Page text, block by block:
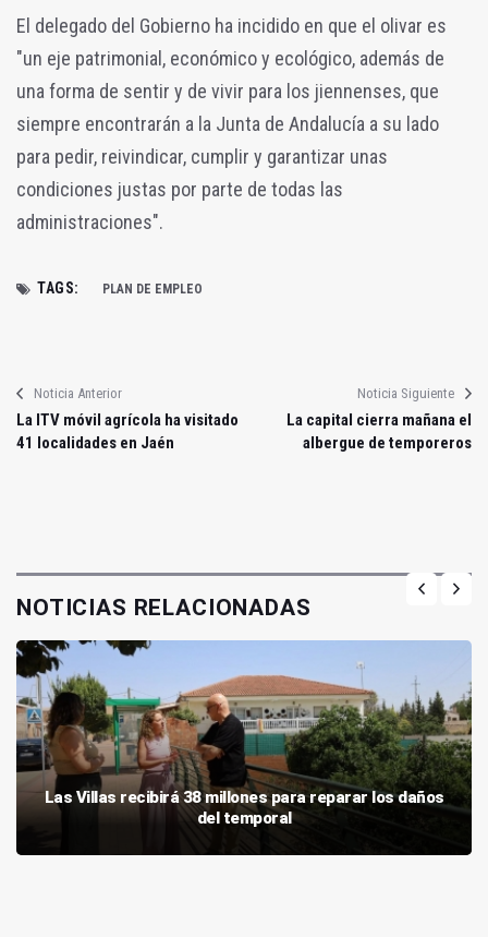
El delegado del Gobierno ha incidido en que el olivar es
"un eje patrimonial, económico y ecológico, además de
una forma de sentir y de vivir para los jiennenses, que
siempre encontrarán a la Junta de Andalucía a su lado
para pedir, reivindicar, cumplir y garantizar unas
condiciones justas por parte de todas las
administraciones".
TAGS: PLAN DE EMPLEO
Noticia Anterior
La ITV móvil agrícola ha visitado
41 localidades en Jaén
Noticia Siguiente
La capital cierra mañana el
albergue de temporeros
NOTICIAS RELACIONADAS
Las Villas recibirá 38 millones para reparar los daños
del temporal